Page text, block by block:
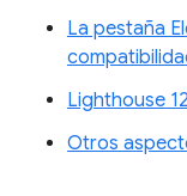
La pestaña
Lighthouse
Otros